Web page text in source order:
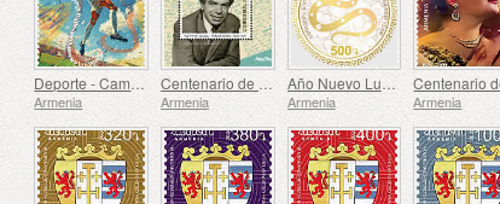
Deporte - Campeonato Europeo de Fútbol, ​​Euro
Armenia
Centenario de Paruyr Sevak
Armenia
Año Nuevo Lunar
Armenia Armenia